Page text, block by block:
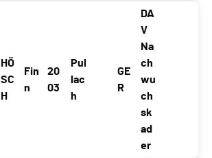
HÖ
SC
H
Fin
n
20
03
Pul
lac
h
GE
R
DA
V
Na
ch
wu
ch
sk
ad
er